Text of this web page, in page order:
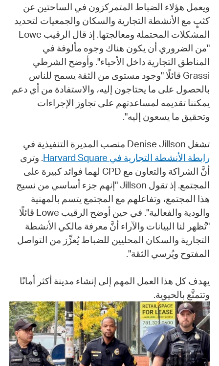
ويعمل هؤلاء الضباط المتمركزون في الساحتين عن
كثبٍ مع الأنشطة التجارية والسكان والجمعيات لتحديد
المشكلات المحتملة ومعالجتها. إذ قال الرقيب Lowe
"من الضروري أن يكون هناك وجوه مألوفة في
المناطق التجارية داخل الأحياء". وأوضح الشرطي
Grassi قائلًا "وجود مستوى من الثقة يسمح للناس
بالحصول على ما يحتاجون إليه، والاستفادة من أي دعم
يمكننا تقديمه لمساعدتهم على تجاوز الإجراءات
وتحقيق ما يسعون إليه".
تشغل Denise Jillson منصب المديرة التنفيذية في
رابطة الأنشطة التجارية في Harvard Square
. وترى
أنَّ الشراكة والتعاون مع CPD لهما فوائد كبيرة على
المجتمع. إذ تقول Jillson "إنهم جزء أساسي من نسيج
هذا المجتمع، وتفاعلهم مع المجتمع يتسم بالمهنية
والودية والفعالية". في حين أوضح الرقيب Lowe قائلًا
"تُظهر لنا البيانات والآراء أنَّ معرفة مالكي الأنشطة
التجارية والسكان المحليين للضباط يُعزِّز من التواصل
المفتوح ويُرسي الثقة".
يهدف كل هذا العمل المهم إلى إنشاء مدينة أكثر أمانًا
وتتمتَّع بالحيوية.